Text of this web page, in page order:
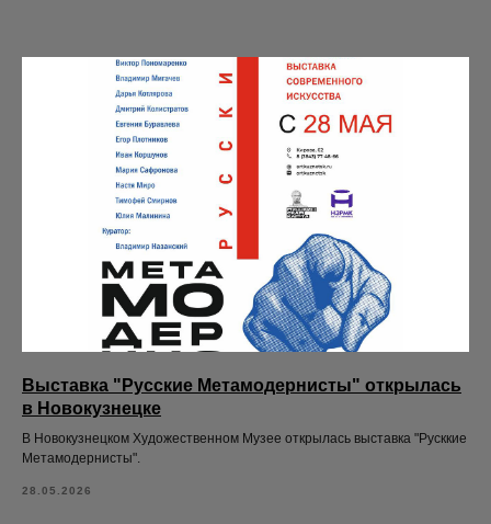
Выставка "Русские Метамодернисты" открылась
в Новокузнецке
В Новокузнецком Художественном Музее открылась выставка "Русккие
Метамодернисты".
28.05.2026